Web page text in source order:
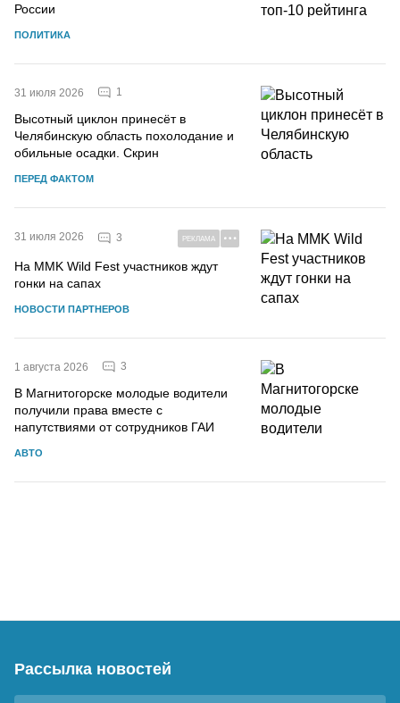
России
ПОЛИТИКА
31 июля 2026 1
Высотный циклон принесёт в
Челябинскую область похолодание и
обильные осадки. Скрин
ПЕРЕД ФАКТОМ
31 июля 2026 3 РЕКЛАМА
На MMK Wild Fest участников ждут
гонки на сапах
НОВОСТИ ПАРТНЕРОВ
1 августа 2026 3
В Магнитогорске молодые водители
получили права вместе с
напутствиями от сотрудников ГАИ
АВТО
Рассылка новостей